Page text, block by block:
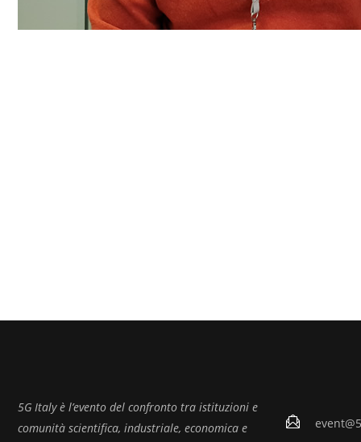
5G Italy è l’evento del confronto tra istituzioni e
comunità scientifica, industriale, economica e